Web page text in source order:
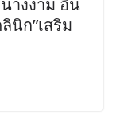
างงาม อิน
นิก”เสริม